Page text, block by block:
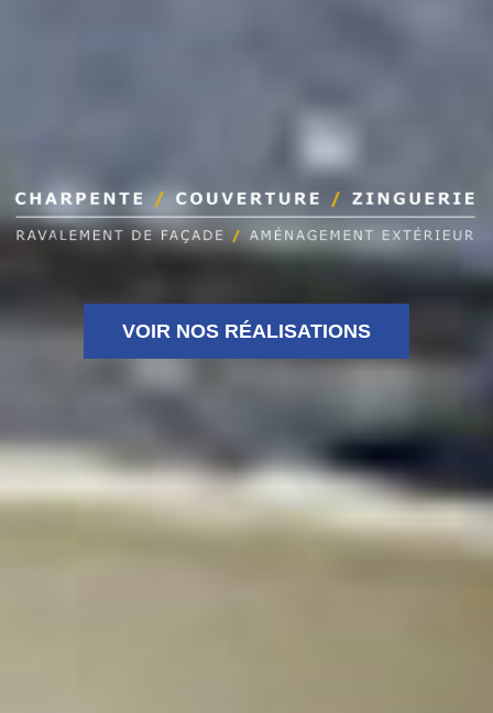
VOIR NOS RÉALISATIONS